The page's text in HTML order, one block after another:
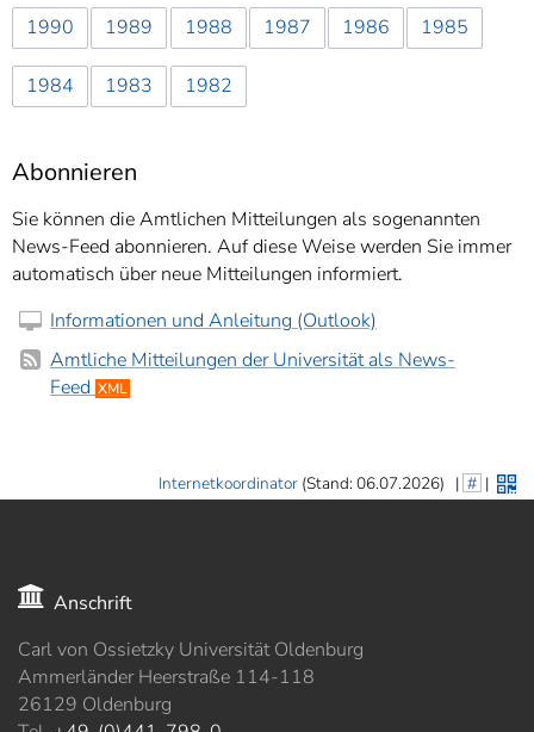
1990 1989 1988 1987 1986 1985
1984 1983 1982
Abonnieren
Sie können die Amtlichen Mitteilungen als sogenannten
News-Feed abonnieren. Auf diese Weise werden Sie immer
automatisch über neue Mitteilungen informiert.
Informationen und Anleitung (Outlook)
Amtliche Mitteilungen der Universität als News-
Feed XML
Internetkoordinator(Stand: 06.07.2026) | # |
Anschrift
Carl von Ossietzky Universität Oldenburg
Ammerländer Heerstraße 114-118
26129 Oldenburg